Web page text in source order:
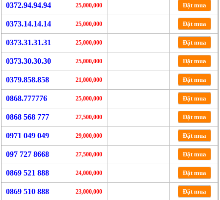
0372.94.94.94 25,000,000 Đặt mua
0373.14.14.14 25,000,000 Đặt mua
0373.31.31.31 25,000,000 Đặt mua
0373.30.30.30 25,000,000 Đặt mua
0379.858.858 21,000,000 Đặt mua
0868.777776 25,000,000 Đặt mua
0868 568 777 27,500,000 Đặt mua
0971 049 049 29,000,000 Đặt mua
097 727 8668 27,500,000 Đặt mua
0869 521 888 24,000,000 Đặt mua
0869 510 888 23,000,000 Đặt mua